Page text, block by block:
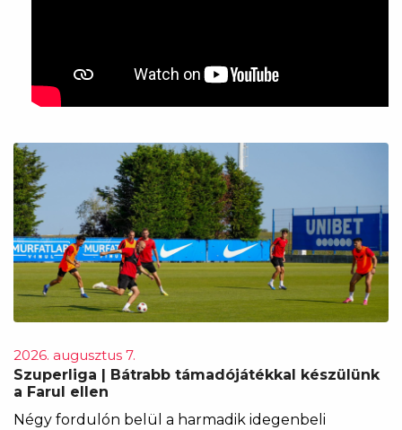
2026. augusztus 7.
Szuperliga | Bátrabb támadójátékkal készülünk
a Farul ellen
Négy fordulón belül a harmadik idegenbeli